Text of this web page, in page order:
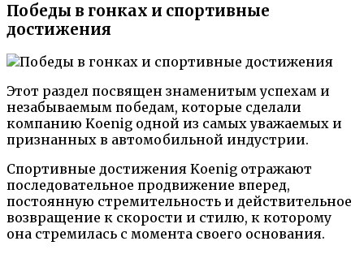
Победы в гонках и спортивные
достижения
Этот раздел посвящен знаменитым успехам и
незабываемым победам, которые сделали
компанию Koenig одной из самых уважаемых и
признанных в автомобильной индустрии.
Спортивные достижения Koenig отражают
последовательное продвижение вперед,
постоянную стремительность и действительное
возвращение к скорости и стилю, к которому
она стремилась с момента своего основания.